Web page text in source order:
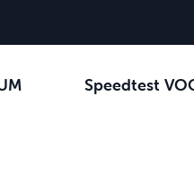
Speedtest